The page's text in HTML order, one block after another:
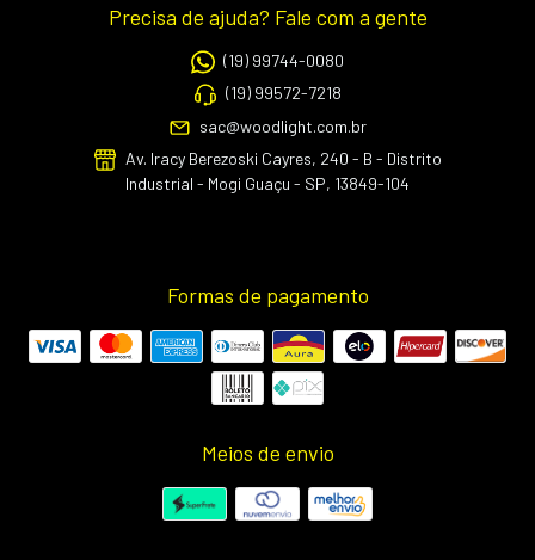
Precisa de ajuda? Fale com a gente
(19) 99744-0080
(19) 99572-7218
sac@woodlight.com.br
Av. Iracy Berezoski Cayres, 240 - B - Distrito
Industrial - Mogi Guaçu - SP, 13849-104
Formas de pagamento
Meios de envio